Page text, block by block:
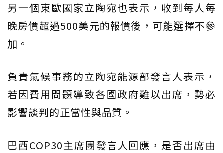
另一個東歐國家立陶宛也表示，收到每人每
晚房價超過500美元的報價後，可能選擇不參
加。
負責氣候事務的立陶宛能源部發言人表示，
若因費用問題導致各國政府難以出席，勢必
影響談判的正當性與品質。
巴西COP30主席團發言人回應，是否出席由